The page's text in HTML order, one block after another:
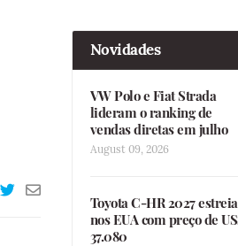
Novidades
VW Polo e Fiat Strada
lideram o ranking de
vendas diretas em julho
August 09, 2026
Toyota C-HR 2027 estreia
nos EUA com preço de
37.080